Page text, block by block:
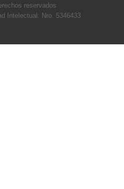
reservados
Intelectual: Nro. 5346433